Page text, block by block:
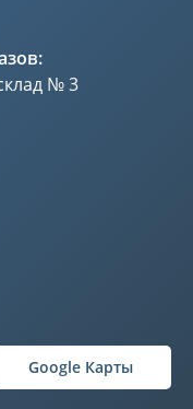
№ 3
Google Карты